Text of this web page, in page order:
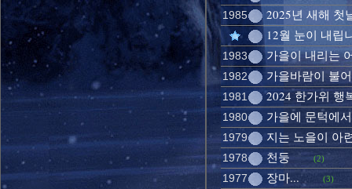
1985
2025년 새해 첫
12월 눈이 내립
1983 가을이 내리는
1982 가을바람이 불
1981 2024 한가위 행
1980 가을에 문턱에서
1979 지는 노을이 아
1978 천둥 (2)
1977 장마... (3)